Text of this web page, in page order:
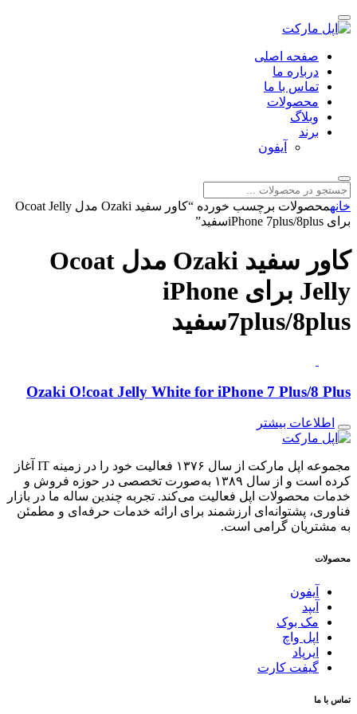
صفحه اصلی
درباره ما
تماس با ما
محصولات
وبلاگ
برند
آیفون
خانه
محصولات برچسب خورده “کاور سفید Ozaki مدل Ocoat Jelly
برای iPhone 7plus/8plusسفید”
کاور سفید Ozaki مدل Ocoat
Jelly برای iPhone
7plus/8plusسفید
Ozaki O!coat Jelly White for iPhone 7 Plus/8 Plus
اطلاعات بیشتر
مجموعه اپل مارکت از سال ۱۳۷۶ فعالیت خود را در زمینه IT آغاز
کرده است و از سال ۱۳۸۹ به‌صورت تخصصی در حوزه فروش و
خدمات محصولات اپل فعالیت می‌کند. تجربه چندین ساله ما در بازار
فناوری، پشتوانه‌ای ارزشمند برای ارائه خدمات حرفه‌ای و مطمئن
به مشتریان گرامی است.
محصولات
آیفون
آیپد
مک بوک
اپل واچ
ایرپاد
گیفت کارت
تماس با ما